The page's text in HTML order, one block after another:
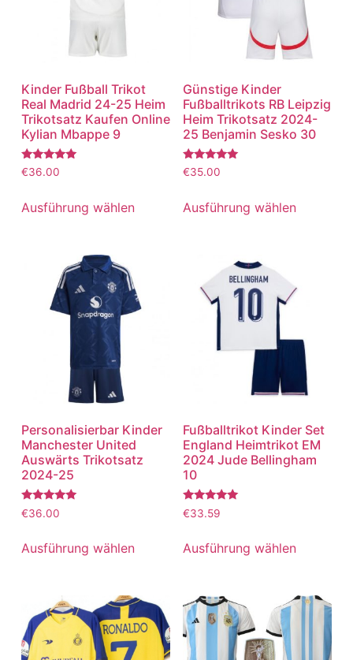
Kinder Fußball Trikot
Real Madrid 24-25 Heim
Trikotsatz Kaufen Online
Kylian Mbappe 9
Bewertet
mit
von 5
€36.00
Ausführung wählen
Günstige Kinder
Fußballtrikots RB Leipzig
Heim Trikotsatz 2024-
25 Benjamin Sesko 30
Bewertet
mit
von 5
€35.00
Ausführung wählen
Personalisierbar Kinder
Manchester United
Auswärts Trikotsatz
2024-25
Bewertet
mit
von 5
€36.00
Ausführung wählen
Fußballtrikot Kinder Set
England Heimtrikot EM
2024 Jude Bellingham
10
Bewertet
mit
von 5
€33.59
Ausführung wählen